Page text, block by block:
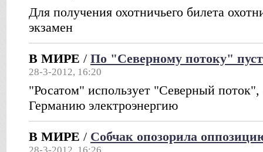
Для получения охотничьего билета
экзамен
В МИРЕ / По "Северному потоку"
28-3-2012, 16:20
"Росатом" использует "Северный поток",
Германию электроэнергию
В МИРЕ / Собчак опозорила